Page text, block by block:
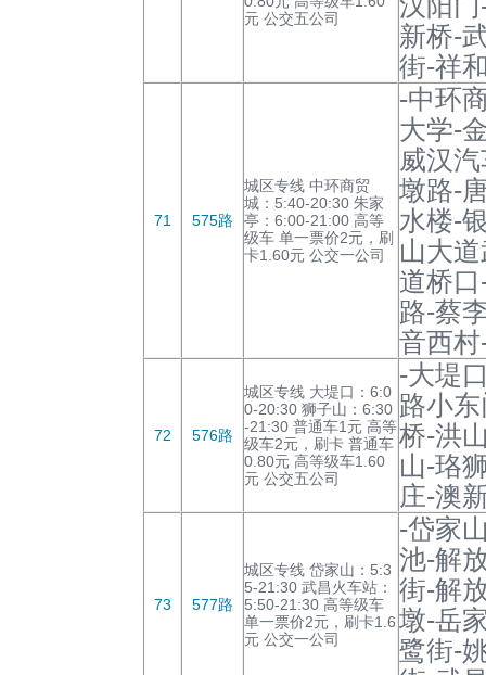
元 公交五公司
新桥-
街-祥
71 575路
城区专线 中环商贸
城：5:40-20:30 朱家
亭：6:00-21:00 高等
级车 单一票价2元，刷
卡1.60元 公交一公司
-中环
大学-
威汉
墩路-
水楼-
山大
道桥
路-蔡
音西
72 576路
城区专线 大堤口：6:0
0-20:30 狮子山：6:30
-21:30 普通车1元 高等
级车2元，刷卡 普通车
0.80元 高等级车1.60
元 公交五公司
-大堤
路小
桥-洪
山-珞
庄-澳
73 577路
城区专线 岱家山：5:3
5-21:30 武昌火车站：
5:50-21:30 高等级车
单一票价2元，刷卡1.6
元 公交一公司
-岱家
池-解
街-解
墩-岳
鹭街-